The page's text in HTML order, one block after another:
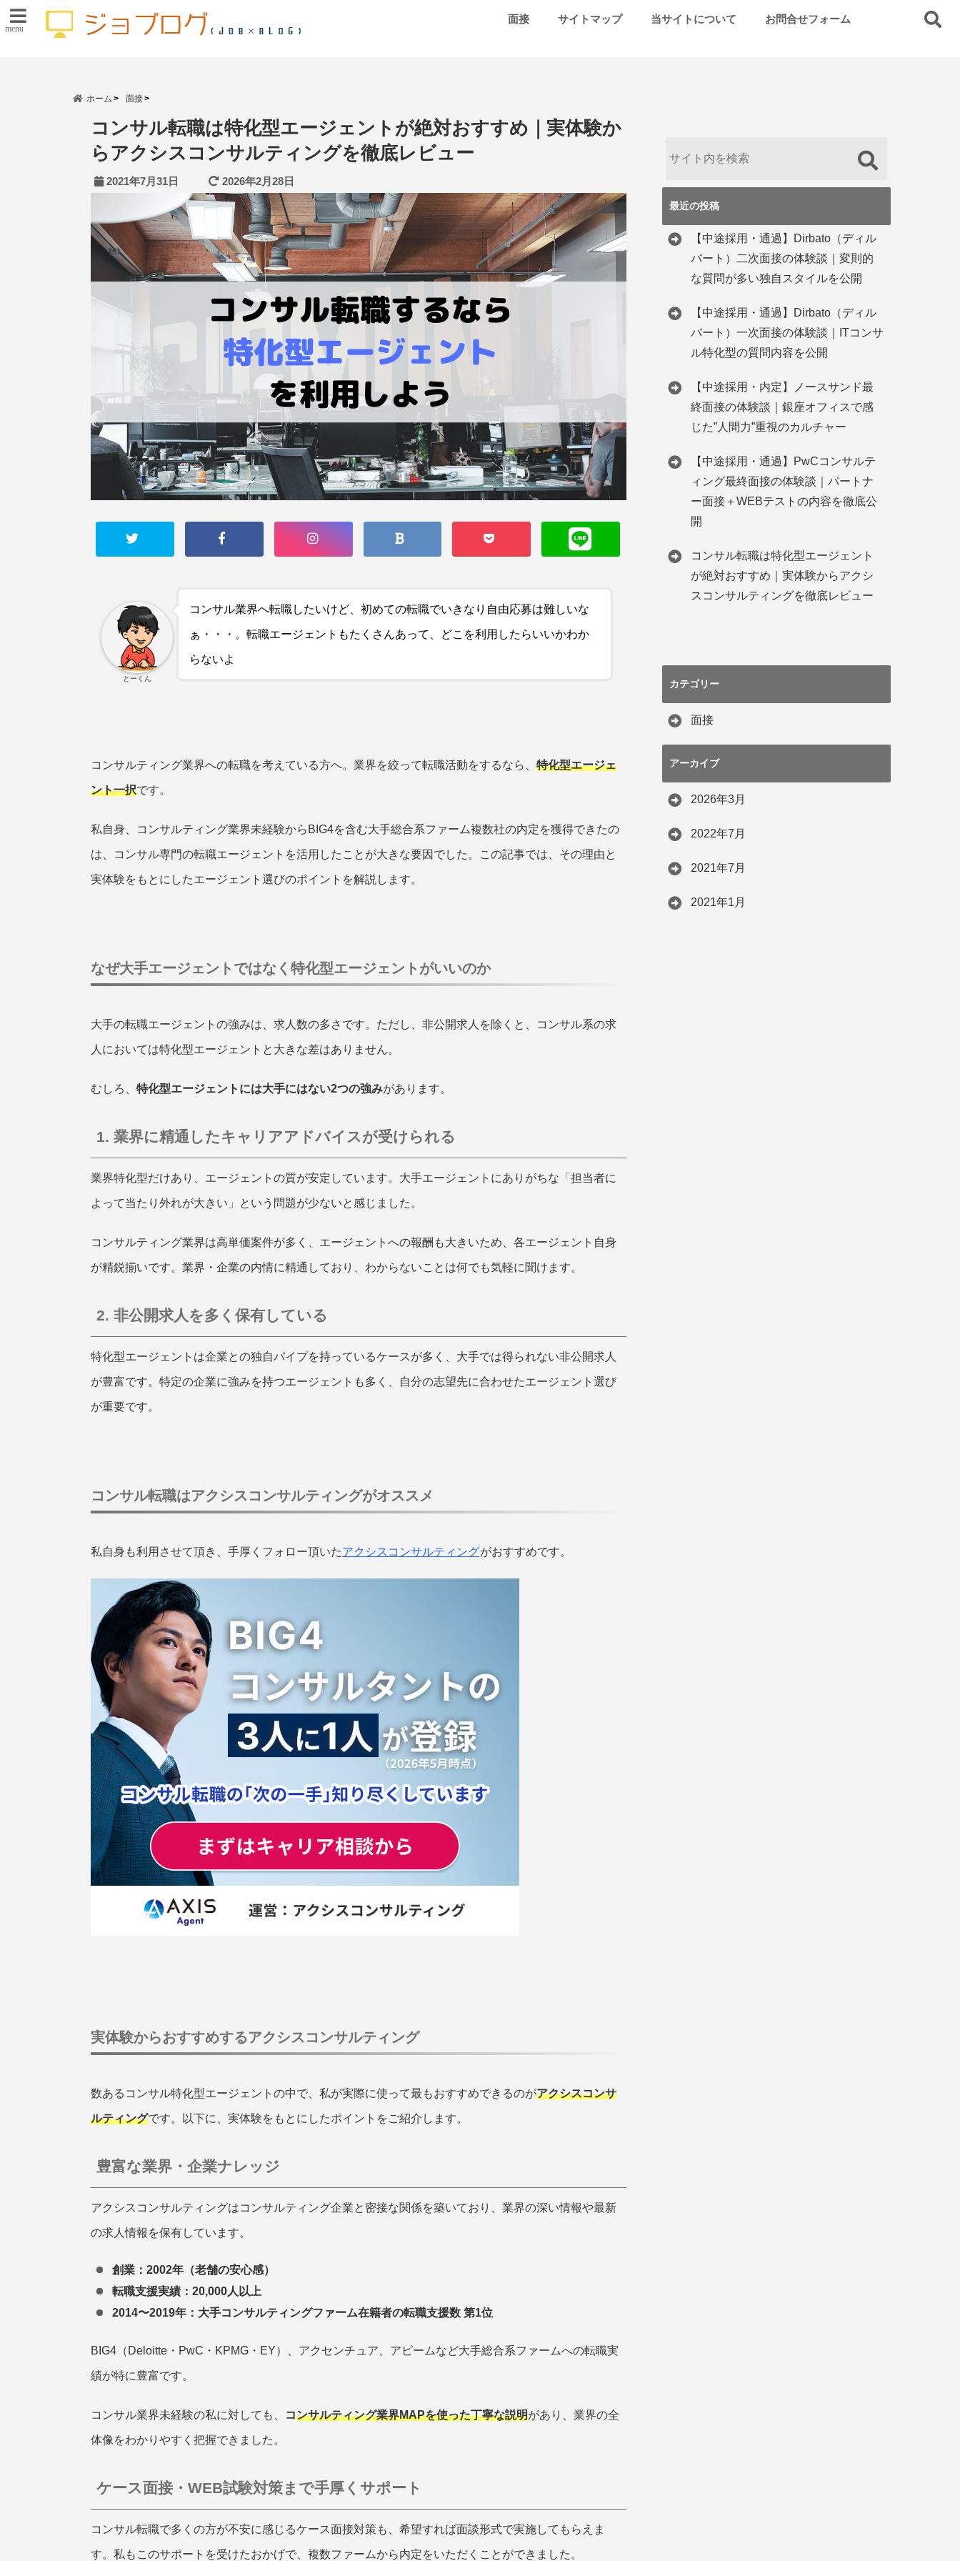
menu
面接 サイトマップ 当サイトについて お問合せフォーム
ホーム 面接
コンサル転職は特化型エージェントが絶対おすすめ｜実体験か
らアクシスコンサルティングを徹底レビュー
2021年7月31日 2026年2月28日
コンサル業界へ転職したいけど、初めての転職でいきなり自由応募は難しいな
ぁ・・・。転職エージェントもたくさんあって、どこを利用したらいいかわか
らないよ
とーくん
コンサルティング業界への転職を考えている方へ。業界を絞って転職活動をするなら、 特化型エージェ
ント一択です。
私自身、コンサルティング業界未経験からBIG4を含む大手総合系ファーム複数社の内定を獲得できたの
は、コンサル専門の転職エージェントを活用したことが大きな要因でした。この記事では、その理由と
実体験をもとにしたエージェント選びのポイントを解説します。
なぜ大手エージェントではなく特化型エージェントがいいのか
大手の転職エージェントの強みは、求人数の多さです。ただし、非公開求人を除くと、コンサル系の求
人においては特化型エージェントと大きな差はありません。
むしろ、 特化型エージェントには大手にはない2つの強みがあります。
1. 業界に精通したキャリアアドバイスが受けられる
業界特化型だけあり、エージェントの質が安定しています。大手エージェントにありがちな「担当者に
よって当たり外れが大きい」という問題が少ないと感じました。
コンサルティング業界は高単価案件が多く、エージェントへの報酬も大きいため、各エージェント自身
が精鋭揃いです。業界・企業の内情に精通しており、わからないことは何でも気軽に聞けます。
2. 非公開求人を多く保有している
特化型エージェントは企業との独自パイプを持っているケースが多く、大手では得られない非公開求人
が豊富です。特定の企業に強みを持つエージェントも多く、自分の志望先に合わせたエージェント選び
が重要です。
コンサル転職はアクシスコンサルティングがオススメ
私自身も利用させて頂き、手厚くフォロー頂いたアクシスコンサルティングがおすすめです。
実体験からおすすめするアクシスコンサルティング
数あるコンサル特化型エージェントの中で、私が実際に使って最もおすすめできるのがアクシスコンサ
ルティングです。以下に、実体験をもとにしたポイントをご紹介します。
豊富な業界・企業ナレッジ
アクシスコンサルティングはコンサルティング企業と密接な関係を築いており、業界の深い情報や最新
の求人情報を保有しています。
創業：2002年（老舗の安心感）
転職支援実績：20,000人以上
2014〜2019年：大手コンサルティングファーム在籍者の転職支援数 第1位
BIG4（Deloitte・PwC・KPMG・EY）、アクセンチュア、アビームなど大手総合系ファームへの転職実
績が特に豊富です。
コンサル業界未経験の私に対しても、 コンサルティング業界MAPを使った丁寧な説明があり、業界の全
体像をわかりやすく把握できました。
ケース面接・WEB試験対策まで手厚くサポート
コンサル転職で多くの方が不安に感じるケース面接対策も、希望すれば面談形式で実施してもらえま
す。私もこのサポートを受けたおかげで、複数ファームから内定をいただくことができました。
最近の投稿
【中途採用・通過】Dirbato（ディル
バート）二次面接の体験談｜変則的
な質問が多い独自スタイルを公開
【中途採用・通過】Dirbato（ディル
バート）一次面接の体験談｜ITコンサ
ル特化型の質問内容を公開
【中途採用・内定】ノースサンド最
終面接の体験談｜銀座オフィスで感
じた”人間力”重視のカルチャー
【中途採用・通過】PwCコンサルテ
ィング最終面接の体験談｜パートナ
ー面接＋WEBテストの内容を徹底公
開
コンサル転職は特化型エージェント
が絶対おすすめ｜実体験からアクシ
スコンサルティングを徹底レビュー
カテゴリー
面接
アーカイブ
2026年3月
2022年7月
2021年7月
2021年1月